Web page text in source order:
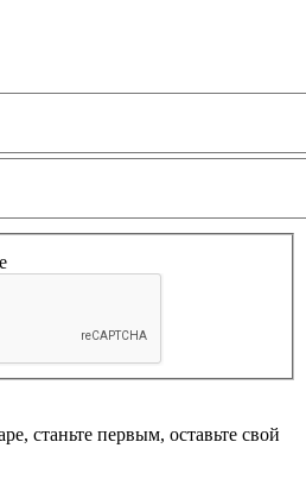
станьте первым, оставьте свой